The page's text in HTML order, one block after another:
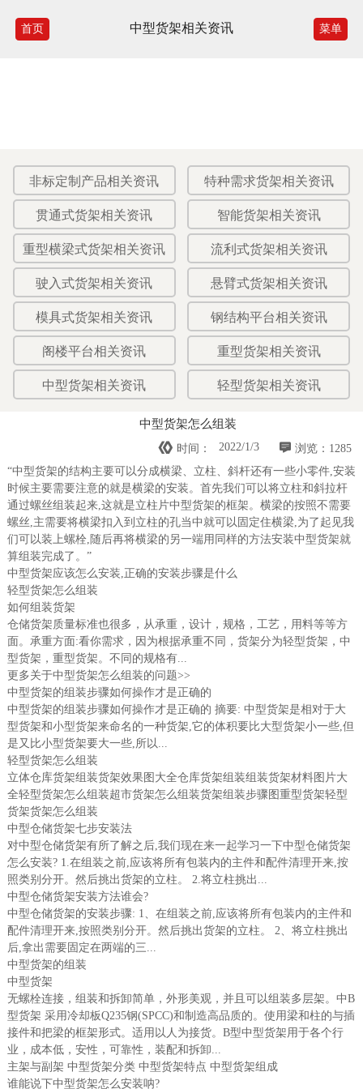
首页 中型货架相关资讯 菜单
非标定制产品相关资讯 特种需求货架相关资讯
贯通式货架相关资讯 智能货架相关资讯
重型横梁式货架相关资讯 流利式货架相关资讯
驶入式货架相关资讯 悬臂式货架相关资讯
模具式货架相关资讯 钢结构平台相关资讯
阁楼平台相关资讯 重型货架相关资讯
中型货架相关资讯 轻型货架相关资讯
中型货架怎么组装
 浏览：1285
 时间：
2022/1/3
“中型货架的结构主要可以分成横梁、立柱、斜杆还有一些小零件,安装
时候主要需要注意的就是横梁的安装。首先我们可以将立柱和斜拉杆
通过螺丝组装起来,这就是立柱片中型货架的框架。横梁的按照不需要
螺丝,主需要将横梁扣入到立柱的孔当中就可以固定住横梁,为了起见我
们可以装上螺栓,随后再将横梁的另一端用同样的方法安装中型货架就
算组装完成了。”
中型货架应该怎么安装,正确的安装步骤是什么
轻型货架怎么组装
如何组装货架
仓储货架质量标准也很多，从承重，设计，规格，工艺，用料等等方
面。承重方面:看你需求，因为根据承重不同，货架分为轻型货架，中
型货架，重型货架。不同的规格有...
更多关于中型货架怎么组装的问题>>
中型货架的组装步骤如何操作才是正确的
中型货架的组装步骤如何操作才是正确的 摘要: 中型货架是相对于大
型货架和小型货架来命名的一种货架,它的体积要比大型货架小一些,但
是又比小型货架要大一些,所以...
轻型货架怎么组装
立体仓库货架组装货架效果图大全仓库货架组装组装货架材料图片大
全轻型货架怎么组装超市货架怎么组装货架组装步骤图重型货架轻型
货架货架怎么组装
中型仓储货架七步安装法
对中型仓储货架有所了解之后,我们现在来一起学习一下中型仓储货架
怎么安装? 1.在组装之前,应该将所有包装内的主件和配件清理开来,按
照类别分开。然后挑出货架的立柱。 2.将立柱挑出...
中型仓储货架安装方法谁会?
中型仓储货架的安装步骤: 1、在组装之前,应该将所有包装内的主件和
配件清理开来,按照类别分开。然后挑出货架的立柱。 2、将立柱挑出
后,拿出需要固定在两端的三...
中型货架的组装
中型货架
无螺栓连接，组装和拆卸简单，外形美观，并且可以组装多层架。中B
型货架 采用冷却板Q235钢(SPCC)和制造高品质的。使用梁和柱的与插
接件和把梁的框架形式。适用以人为接货。B型中型货架用于各个行
业，成本低，安性，可靠性，装配和拆卸...
主架与副架 中型货架分类 中型货架特点 中型货架组成
谁能说下中型货架怎么安装呐?